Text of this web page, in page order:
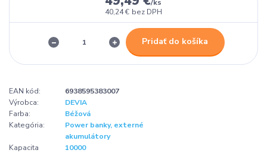
/ks
40,24 € bez DPH
Pridať do košíka
EAN kód:
6938595383007
Výrobca:
DEVIA
Farba:
Béžová
Kategória:
Power banky, externé
akumulátory
Kapacita
10000